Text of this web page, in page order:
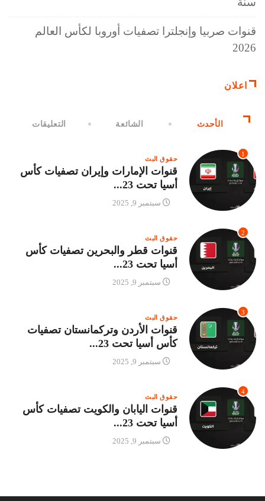
قنوات صربيا وإنجلترا تصفيات أوروبا لكأس العالم
2026
اعلان
الأحدث الشائعة التعليقات
1
حقوق البث
قنوات الإمارات وإيران تصفيات كأس
أسيا تحت 23...
سبتمبر 9, 2025
2
حقوق البث
قنوات قطر والبحرين تصفيات كأس
أسيا تحت 23...
سبتمبر 9, 2025
3
حقوق البث
قنوات الأردن وتركمانستان تصفيات
كأس أسيا تحت 23...
سبتمبر 9, 2025
4
حقوق البث
قنوات اليابان والكويت تصفيات كأس
أسيا تحت 23...
سبتمبر 9, 2025